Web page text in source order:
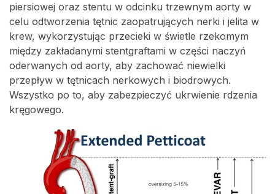
piersiowej oraz stentu w odcinku trzewnym aorty w
celu odtworzenia tętnic zaopatrujących nerki i jelita w
krew, wykorzystując przecieki w świetle rzekomym
między zakładanymi stentgraftami w części naczyń
oderwanych od aorty, aby zachować niewielki
przepływ w tętnicach nerkowych i biodrowych.
Wszystko po to, aby zabezpieczyć ukrwienie rdzenia
kręgowego.